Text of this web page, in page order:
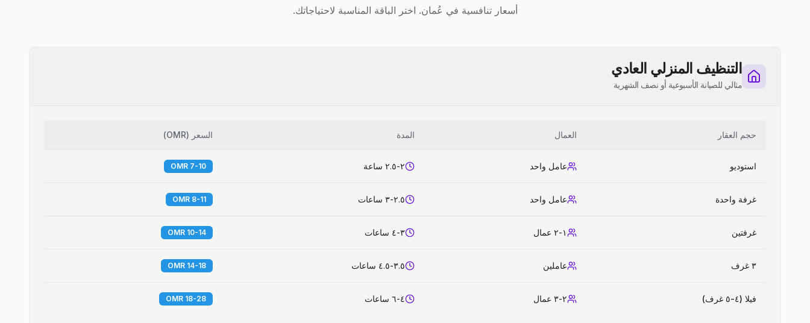
أسعار تنافسية في عُمان. اختر الباقة المناسبة لاحتياجاتك.
التنظيف المنزلي العادي
مثالي للصيانة الأسبوعية أو نصف الشهرية
حجم العقار العمال المدة السعر (
OMR
)
استوديو عامل واحد ٢-٢.٥ ساعة 7-10 OMR
غرفة واحدة عامل واحد ٢.٥-٣ ساعات 8-11 OMR
غرفتين ١-٢ عمال ٣-٤ ساعات 10-14 OMR
٣ غرف عاملين ٣.٥-٤.٥ ساعات 14-18 OMR
فيلا (٤-٥ غرف) ٢-٣ عمال ٤-٦ ساعات 18-28 OMR